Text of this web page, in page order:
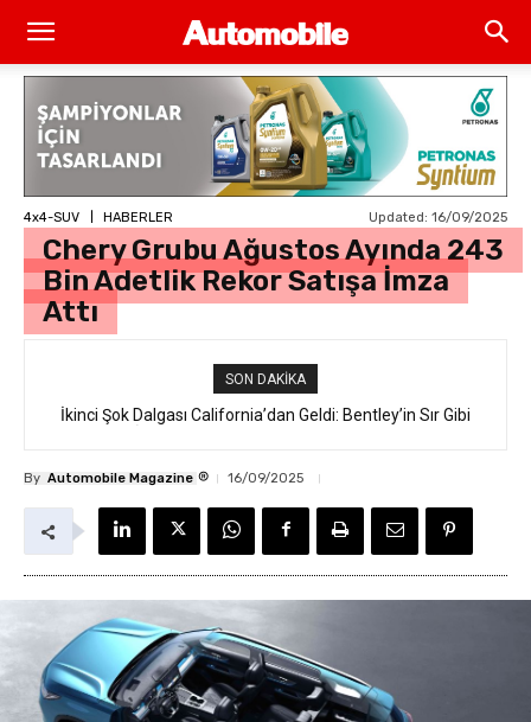
4x4-SUV HABERLER Updated: 16/09/2025
Chery Grubu Ağustos Ayında 243
Bin Adetlik Rekor Satışa İmza
Attı
SON DAKIKA
İkinci Şok Dalgası California’dan Geldi: Bentley’in Sır Gibi
By Automobile Magazine ® 16/09/2025